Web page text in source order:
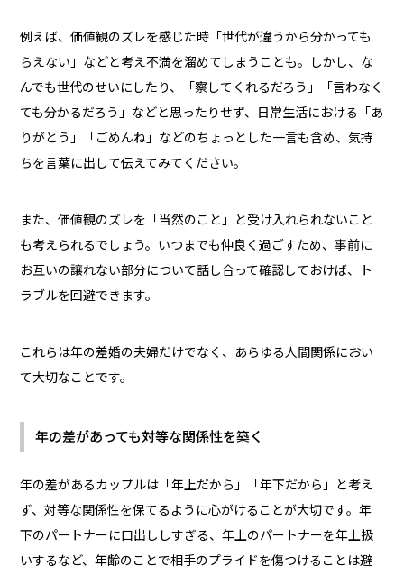
例えば、価値観のズレを感じた時「世代が違うから分かっても
らえない」などと考え不満を溜めてしまうことも。しかし、な
んでも世代のせいにしたり、「察してくれるだろう」「言わなく
ても分かるだろう」などと思ったりせず、日常生活における「あ
りがとう」「ごめんね」などのちょっとした一言も含め、気持
ちを言葉に出して伝えてみてください。
また、価値観のズレを「当然のこと」と受け入れられないこと
も考えられるでしょう。いつまでも仲良く過ごすため、事前に
お互いの譲れない部分について話し合って確認しておけば、ト
ラブルを回避できます。
これらは年の差婚の夫婦だけでなく、あらゆる人間関係におい
て大切なことです。
年の差があっても対等な関係性を築く
年の差があるカップルは「年上だから」「年下だから」と考え
ず、対等な関係性を保てるように心がけることが大切です。年
下のパートナーに口出ししすぎる、年上のパートナーを年上扱
いするなど、年齢のことで相手のプライドを傷つけることは避